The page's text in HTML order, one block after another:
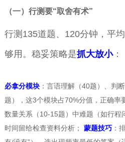
（一）行测要“取舍有术”
行测135道题、120分钟，平
够用。稳妥策略是抓大放小：
必拿分模块：言语理解（40题）、判
题），这3个模块占70%分值，正确率
数量关系（10-15题）中难题（如行程
时间留给检查资料分析； 蒙题技巧：